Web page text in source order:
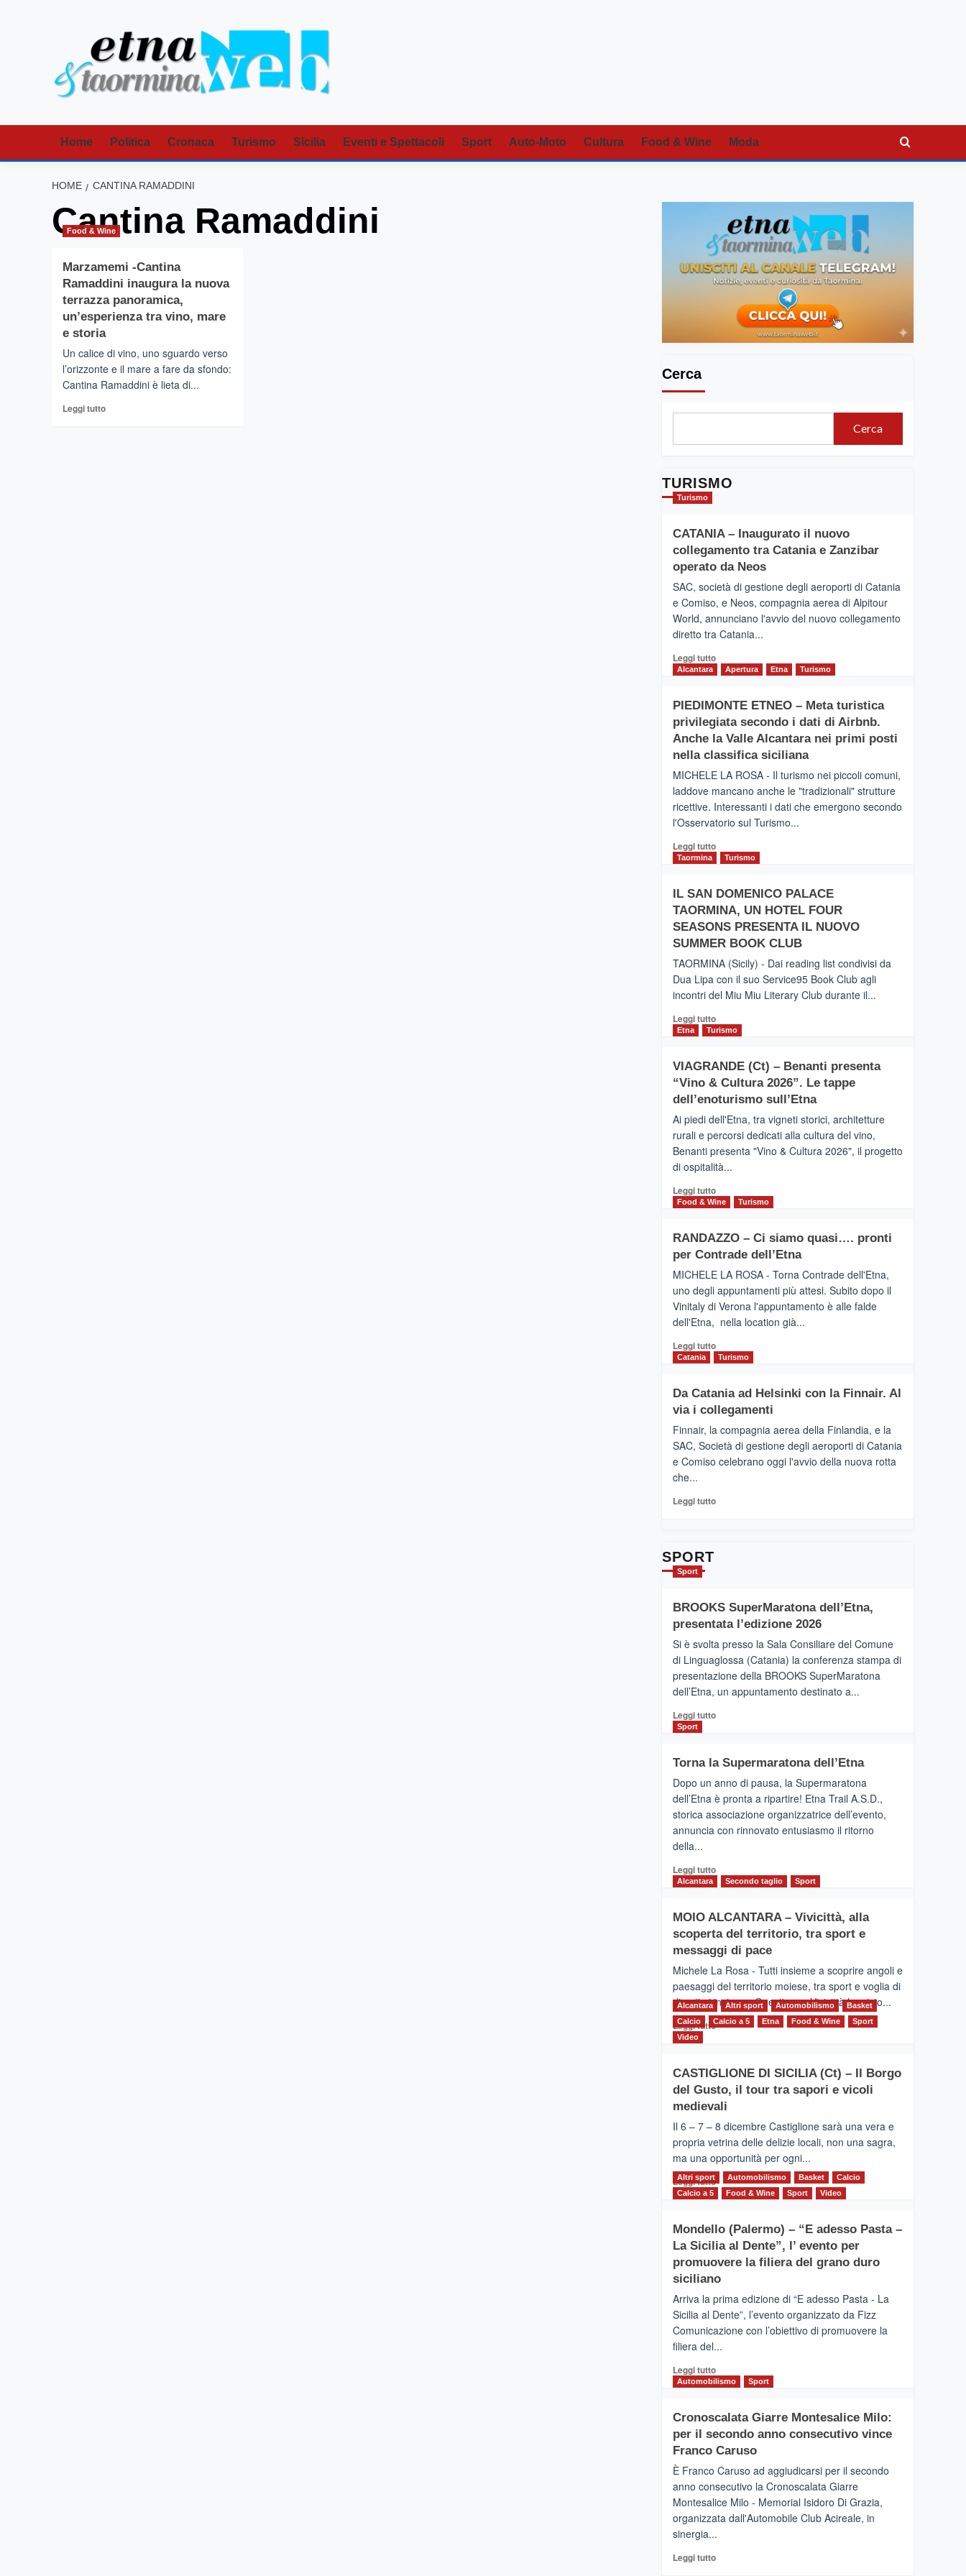
Home Politica Cronaca Turismo Sicilia Eventi e Spettacoli Sport Auto-Moto Cultura Food & Wine Moda
HOME CANTINA RAMADDINI
Cantina Ramaddini
Food & Wine
Marzamemi -Cantina
Ramaddini inaugura la nuova
terrazza panoramica,
un’esperienza tra vino, mare
e storia
Un calice di vino, uno sguardo verso
l’orizzonte e il mare a fare da sfondo:
Cantina Ramaddini è lieta di...
Leggi tuttoLeggi
Cerca
Cerca
TURISMO
Turismo
CATANIA – Inaugurato il nuovo
collegamento tra Catania e Zanzibar
operato da Neos
SAC, società di gestione degli aeroporti di Catania
e Comiso, e Neos, compagnia aerea di Alpitour
World, annunciano l'avvio del nuovo collegamento
diretto tra Catania...
Leggi tuttoLeggi
CATANIA
–
Inaugurato
il
collegamento
tra
Catania
e
operato
da
Alcantara Apertura Etna Turismo
PIEDIMONTE ETNEO – Meta turistica
privilegiata secondo i dati di Airbnb.
Anche la Valle Alcantara nei primi posti
nella classifica siciliana
MICHELE LA ROSA - Il turismo nei piccoli comuni,
laddove mancano anche le "tradizionali" strutture
ricettive. Interessanti i dati che emergono secondo
l'Osservatorio sul Turismo...
Leggi tuttoLeggi
PIEDIMONTE
ETNEO
–
Meta
privilegiata
secondo
i
di
Airbnb.
la
Valle
Alcantara
nei
primi
classifica
siciliana
Taormina Turismo
IL SAN DOMENICO PALACE
TAORMINA, UN HOTEL FOUR
SEASONS PRESENTA IL NUOVO
SUMMER BOOK CLUB
TAORMINA (Sicily) - Dai reading list condivisi da
Dua Lipa con il suo Service95 Book Club agli
incontri del Miu Miu Literary Club durante il...
Leggi tuttoLeggi
di
IL
SAN
DOMENICO
TAORMINA,
UN
HOTEL
FOUR
PRESENTA
IL
SUMMER
BOOK
CLUB
Etna Turismo
VIAGRANDE (Ct) – Benanti presenta
“Vino & Cultura 2026”. Le tappe
dell’enoturismo sull’Etna
Ai piedi dell'Etna, tra vigneti storici, architetture
rurali e percorsi dedicati alla cultura del vino,
Benanti presenta "Vino & Cultura 2026", il progetto
di ospitalità...
Leggi tuttoLeggi
di
VIAGRANDE
(Ct)
–
presenta
“Vino
&
2026”.
Le
dell’enoturismo
sull’Etna
Food & Wine Turismo
RANDAZZO – Ci siamo quasi…. pronti
per Contrade dell’Etna
MICHELE LA ROSA - Torna Contrade dell'Etna,
uno degli appuntamenti più attesi. Subito dopo il
Vinitaly di Verona l'appuntamento è alle falde
dell'Etna, nella location già...
Leggi tuttoLeggi
di
RANDAZZO
–
siamo
quasi….
pronti
dell’Etna
Catania Turismo
Da Catania ad Helsinki con la Finnair. Al
via i collegamenti
Finnair, la compagnia aerea della Finlandia, e la
SAC, Società di gestione degli aeroporti di Catania
e Comiso celebrano oggi l'avvio della nuova rotta
che...
Leggi tuttoLeggi
con
la
Al
via
i
collegamenti
SPORT
Sport
BROOKS SuperMaratona dell’Etna,
presentata l’edizione 2026
Si è svolta presso la Sala Consiliare del Comune
di Linguaglossa (Catania) la conferenza stampa di
presentazione della BROOKS SuperMaratona
dell’Etna, un appuntamento destinato a...
Leggi tuttoLeggi
BROOKS
SuperMaratona
dell’Etna,
presentata
l’edizione
2026
Sport
Torna la Supermaratona dell’Etna
Dopo un anno di pausa, la Supermaratona
dell’Etna è pronta a ripartire! Etna Trail A.S.D.,
storica associazione organizzatrice dell’evento,
annuncia con rinnovato entusiasmo il ritorno
della...
Leggi tuttoLeggi
Torna
la
Supermaratona
Alcantara Secondo taglio Sport
MOIO ALCANTARA – Vivicittà, alla
scoperta del territorio, tra sport e
messaggi di pace
Michele La Rosa - Tutti insieme a scoprire angoli e
paesaggi del territorio moiese, tra sport e voglia di
divertirsi insieme. Quest'anno Vivicittà ha visto...
Leggi tuttoLeggi
MOIO
ALCANTARA
–
alla
scoperta
del
territorio,
tra
sport
messaggi
di
Alcantara Altri sport Automobilismo
Basket
Calcio
Calcio a 5 Etna Food & Wine
Sport
Video
CASTIGLIONE DI SICILIA (Ct) – Il Borgo
del Gusto, il tour tra sapori e vicoli
medievali
Il 6 – 7 – 8 dicembre Castiglione sarà una vera e
propria vetrina delle delizie locali, non una sagra,
ma una opportunità per ogni...
Leggi tuttoLeggi
CASTIGLIONE
DI
SICILIA
(Ct)
Il
Borgo
del
tour
tra
vicoli
medievali
Altri sport Automobilismo Basket
Calcio
Calcio a 5
Food & Wine Sport Video
Mondello (Palermo) – “E adesso Pasta –
La Sicilia al Dente”, l’ evento per
promuovere la filiera del grano duro
siciliano
Arriva la prima edizione di “E adesso Pasta - La
Sicilia al Dente”, l’evento organizzato da Fizz
Comunicazione con l’obiettivo di promuovere la
filiera del...
Leggi tuttoLeggi
di
Mondello
(Palermo)
–
adesso
Pasta
–
La
Dente”,
Automobilismo Sport
Cronoscalata Giarre Montesalice Milo:
per il secondo anno consecutivo vince
Franco Caruso
È Franco Caruso ad aggiudicarsi per il secondo
anno consecutivo la Cronoscalata Giarre
Montesalice Milo - Memorial Isidoro Di Grazia,
organizzata dall'Automobile Club Acireale, in
sinergia...
Leggi tuttoLeggi